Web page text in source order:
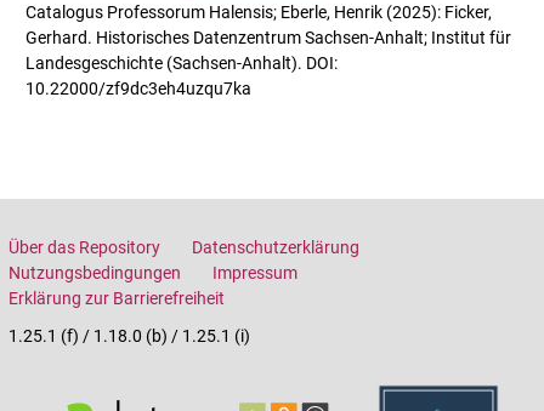
Catalogus Professorum Halensis; Eberle, Henrik (2025): Ficker,
Gerhard. Historisches Datenzentrum Sachsen-Anhalt; Institut für
Landesgeschichte (Sachsen-Anhalt). DOI:
10.22000/zf9dc3eh4uzqu7ka
Über das Repository
Datenschutzerklärung
Nutzungsbedingungen
Impressum
Erklärung zur Barrierefreiheit
1.25.1 (f) / 1.18.0 (b) / 1.25.1 (i)